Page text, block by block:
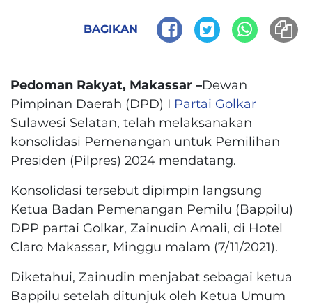
BAGIKAN
Pedoman Rakyat, Makassar –Dewan
Pimpinan Daerah (DPD) I Partai Golkar
Sulawesi Selatan, telah melaksanakan
konsolidasi Pemenangan untuk Pemilihan
Presiden (Pilpres) 2024 mendatang.
Konsolidasi tersebut dipimpin langsung
Ketua Badan Pemenangan Pemilu (Bappilu)
DPP partai Golkar, Zainudin Amali, di Hotel
Claro Makassar, Minggu malam (7/11/2021).
Diketahui, Zainudin menjabat sebagai ketua
Bappilu setelah ditunjuk oleh Ketua Umum